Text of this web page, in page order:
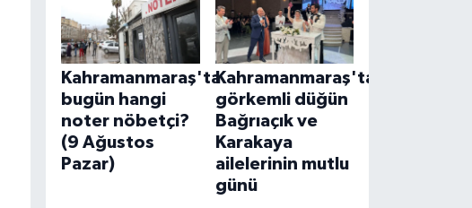
Kahramanmaraş'ta
bugün hangi
noter nöbetçi?
(9 Ağustos
Pazar)
Kahramanmaraş'ta
görkemli düğün
Bağrıaçık ve
Karakaya
ailelerinin mutlu
günü